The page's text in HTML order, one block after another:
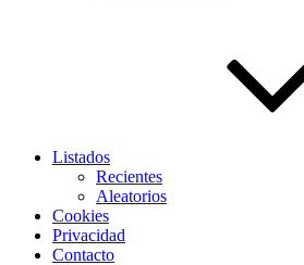
Listados
Recientes
Aleatorios
Cookies
Privacidad
Contacto